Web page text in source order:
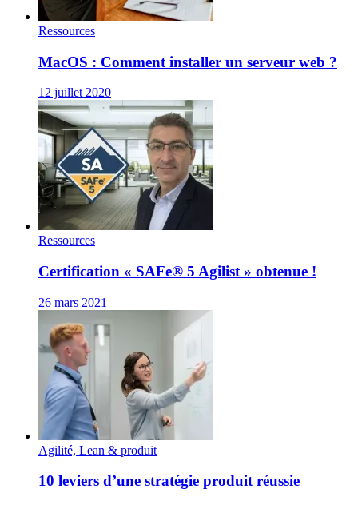
Ressources
MacOS : Comment installer un serveur web ?
12 juillet 2020
Ressources
Certification « SAFe® 5 Agilist » obtenue !
26 mars 2021
Agilité, Lean & produit
10 leviers d’une stratégie produit réussie